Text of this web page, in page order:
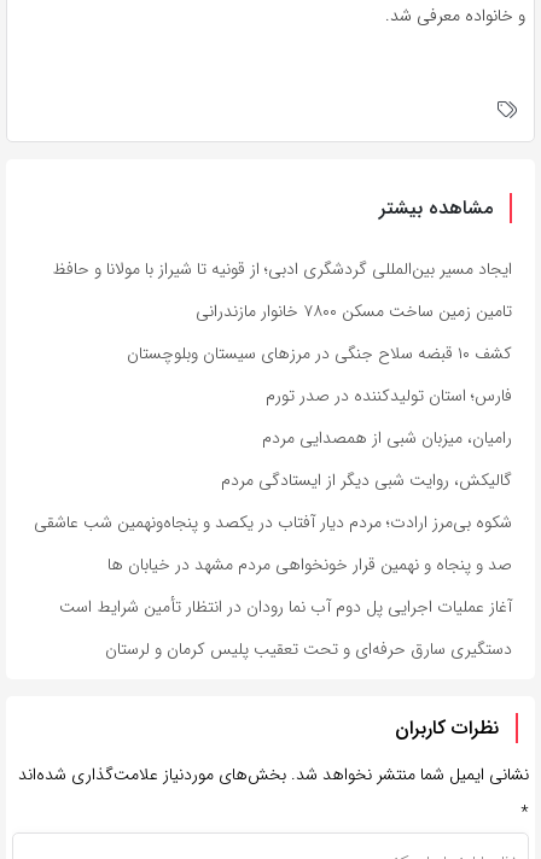
و خانواده معرفی شد.
مشاهده بیشتر
ایجاد مسیر بین‌المللی گردشگری ادبی؛ از قونیه تا شیراز با مولانا و حافظ
تامین زمین ساخت مسکن ۷۸۰۰ خانوار مازندرانی
کشف ۱۰ قبضه سلاح جنگی در مرزهای سیستان وبلوچستان
فارس؛ استان تولیدکننده در صدر تورم
رامیان، میزبان شبی از همصدایی مردم
گالیکش، روایت شبی دیگر از ایستادگی مردم
شکوه بی‌مرز ارادت؛ مردم دیار آفتاب در یکصد و پنجاه‌ونهمین شب عاشقی
صد و پنجاه و نهمین قرار خونخواهی مردم مشهد در خیابان ها
آغاز عملیات اجرایی پل دوم آب نما رودان در انتظار تأمین شرایط است
دستگیری سارق حرفه‌ای و تحت تعقیب پلیس کرمان و لرستان
نظرات کاربران
نشانی ایمیل شما منتشر نخواهد شد. بخش‌های موردنیاز علامت‌گذاری شده‌اند
*